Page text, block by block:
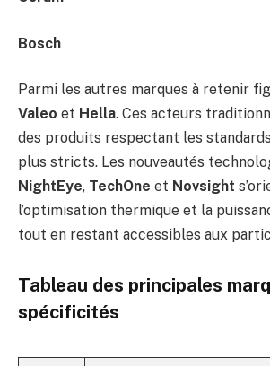
Bosch
Parmi les autres marques à retenir
Valeo et Hella. Ces acteurs
des produits respectant les
plus stricts. Les nouveautés
NightEye, TechOne et Novsight
l’optimisation thermique et la
tout en restant accessibles aux
Tableau des principales
spécificités